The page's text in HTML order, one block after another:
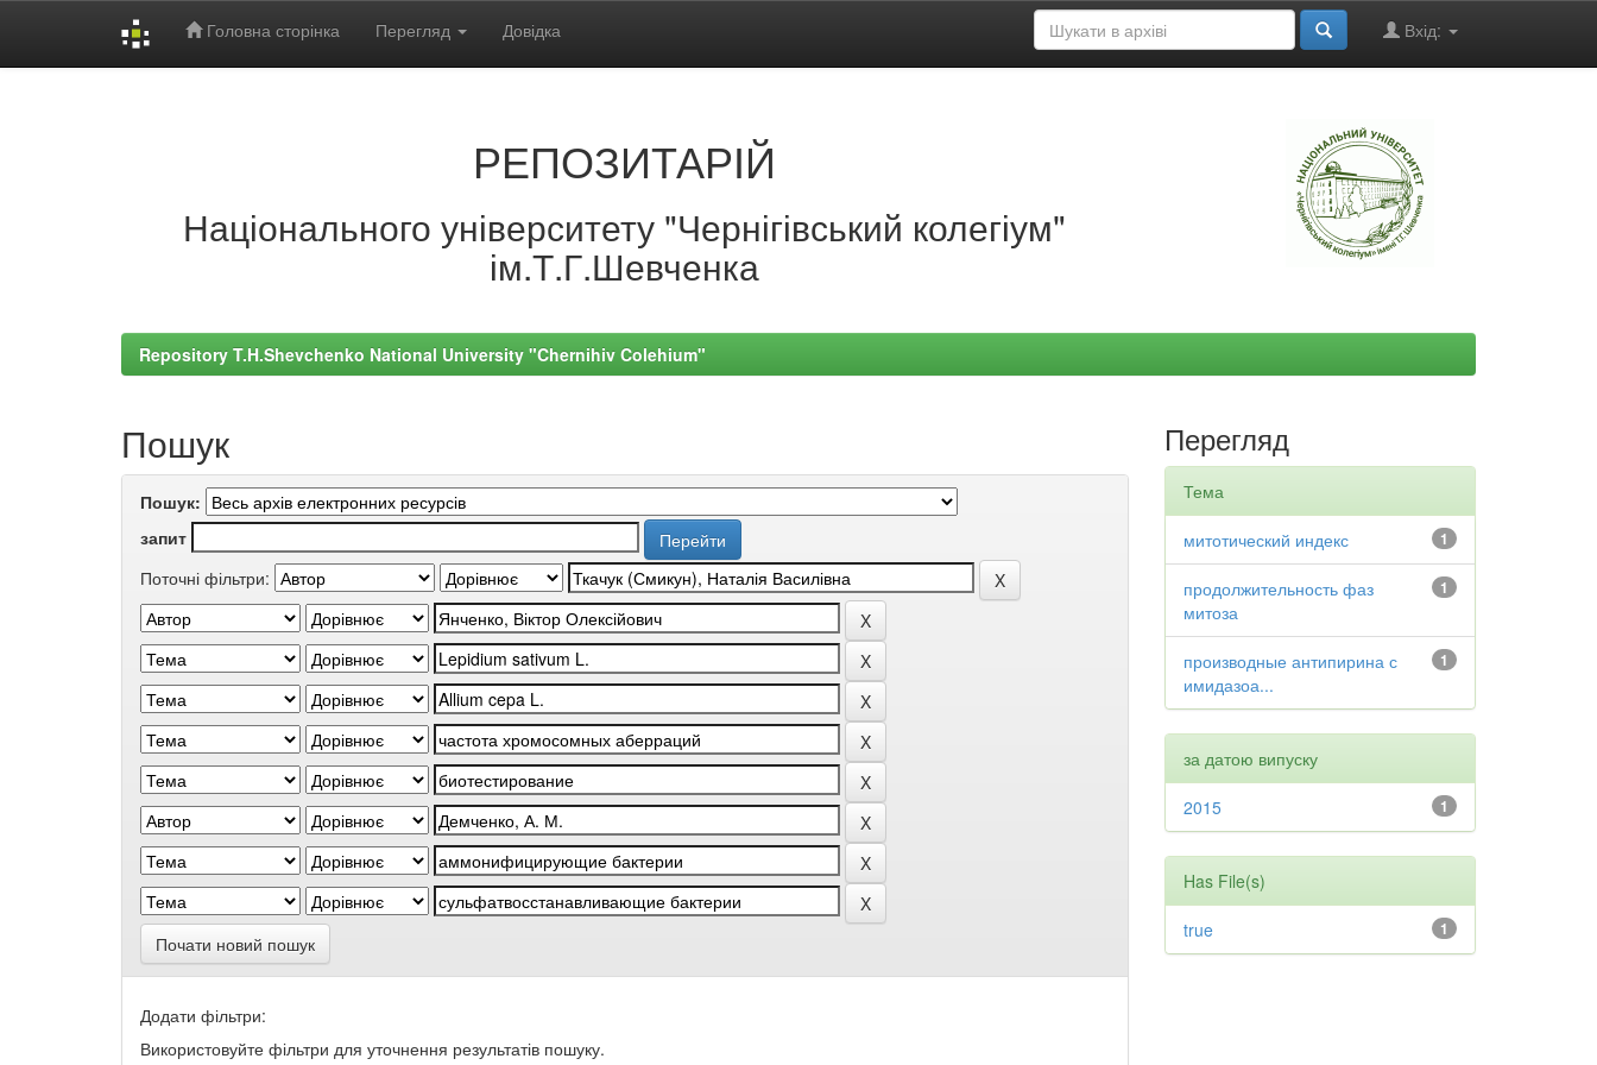
Головна сторінка Перегляд Довідка Вхід:
РЕПОЗИТАРІЙ
Національного університету "Чернігівський колегіум"
ім.Т.Г.Шевченка
Repository T.H.Shevchenko National University "Chernihiv Colehium"
Пошук
Пошук:
запит
Поточні фільтри:
Почати новий пошук
Додати фільтри:
Використовуйте фільтри для уточнення результатів пошуку.
Перегляд
Тема
1
митотический индекс
1
продолжительность фаз
митоза
1
производные антипирина с
имидазоа...
за датою випуску
1
2015
Has File(s)
1
true